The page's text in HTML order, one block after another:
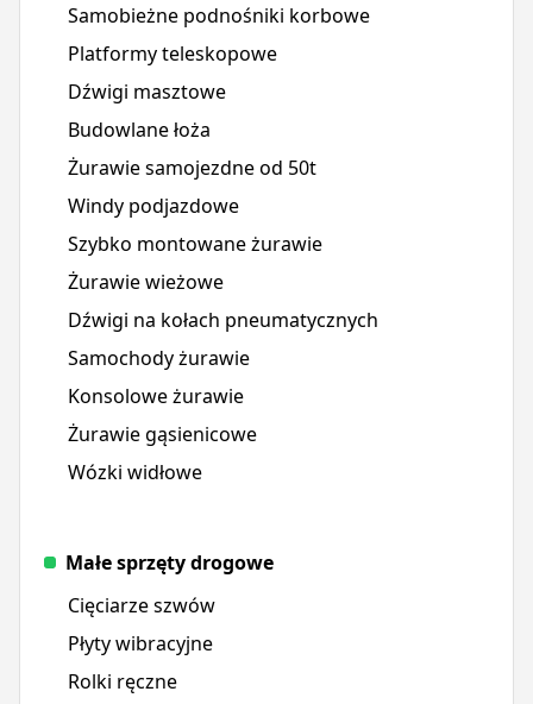
Samobieżne podnośniki korbowe
Platformy teleskopowe
Dźwigi masztowe
Budowlane łoża
Żurawie samojezdne od 50t
Windy podjazdowe
Szybko montowane żurawie
Żurawie wieżowe
Dźwigi na kołach pneumatycznych
Samochody żurawie
Konsolowe żurawie
Żurawie gąsienicowe
Wózki widłowe
Małe sprzęty drogowe
Cięciarze szwów
Płyty wibracyjne
Rolki ręczne